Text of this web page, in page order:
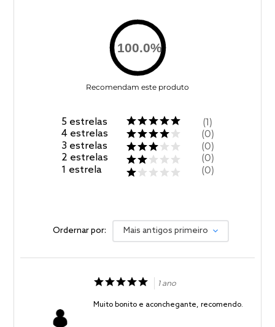
100.0%
Recomendam este produto
5 estrelas
4 estrelas
3 estrelas
2 estrelas
1 estrela
1
0
0
0
0
Ordernar por: Mais antigos primeiro
1 ano
Muito bonito e aconchegante, recomendo.